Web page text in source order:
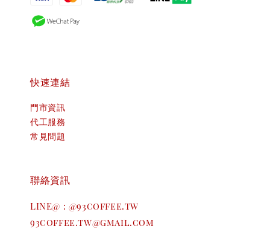
快速連結
門市資訊
代工服務
常見問題
聯絡資訊
LINE@ : @93coffee.tw
93coffee.tw@gmail.com